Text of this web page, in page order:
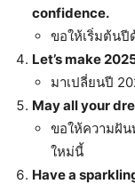
confidence.
ขอให้เริ่มต้นปี
Let’s make
มาเปลี่ยนปี
May all your
ขอให้ความฝัน
ใหม่นี้
Have a